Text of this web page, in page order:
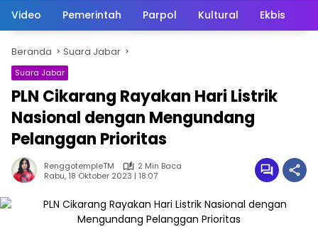
Video Pemerintah Parpol Kultural Ekbis
Beranda Suara Jabar
Suara Jabar
PLN Cikarang Rayakan Hari Listrik
Nasional dengan Mengundang
Pelanggan Prioritas
RenggotempleTM
2 Min Baca
Rabu, 18 Oktober 2023 | 18:07